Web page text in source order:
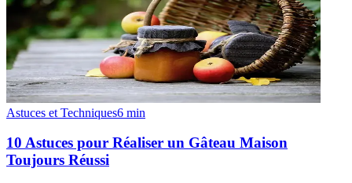
Astuces et Techniques6 min
10 Astuces pour Réaliser un Gâteau Maison
Toujours Réussi